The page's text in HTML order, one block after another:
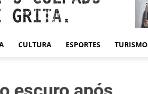
CULTURA ESPORTES TURISMO